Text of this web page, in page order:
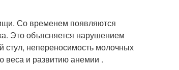
Со временем появляются
Это объясняется нарушением
стул, непереносимость молочных
веса и развитию анемии .